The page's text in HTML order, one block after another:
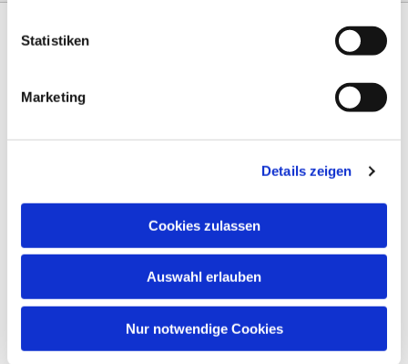
Statistiken
Marketing
Details zeigen
Cookies zulassen
Auswahl erlauben
Nur notwendige Cookies
0151 68134038
Datenschutz
AGB
Widerruf